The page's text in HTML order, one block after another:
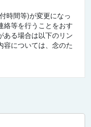
時間等)が変更になっ
絡等を行うことをおす
ある場合は以下のリン
容については、念のた